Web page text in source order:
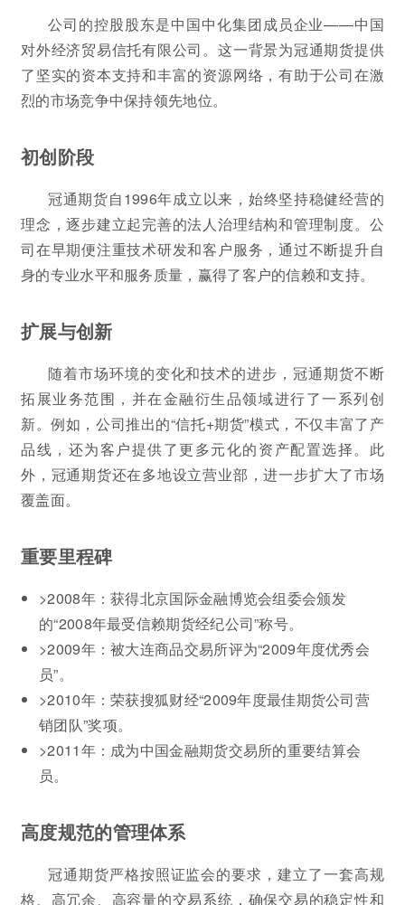
公司的控股股东是中国中化集团成员企业——中国
对外经济贸易信托有限公司。这一背景为冠通期货提供
了坚实的资本支持和丰富的资源网络，有助于公司在激
烈的市场竞争中保持领先地位。
初创阶段
冠通期货自1996年成立以来，始终坚持稳健经营的
理念，逐步建立起完善的法人治理结构和管理制度。公
司在早期便注重技术研发和客户服务，通过不断提升自
身的专业水平和服务质量，赢得了客户的信赖和支持。
扩展与创新
随着市场环境的变化和技术的进步，冠通期货不断
拓展业务范围，并在金融衍生品领域进行了一系列创
新。例如，公司推出的“信托+期货”模式，不仅丰富了产
品线，还为客户提供了更多元化的资产配置选择。此
外，冠通期货还在多地设立营业部，进一步扩大了市场
覆盖面。
重要里程碑
>2008年：获得北京国际金融博览会组委会颁发
的“2008年最受信赖期货经纪公司”称号。
>2009年：被大连商品交易所评为“2009年度优秀会
员”。
>2010年：荣获搜狐财经“2009年度最佳期货公司营
销团队”奖项。
>2011年：成为中国金融期货交易所的重要结算会
员。
高度规范的管理体系
冠通期货严格按照证监会的要求，建立了一套高规
格、高冗余、高容量的交易系统，确保交易的稳定性和